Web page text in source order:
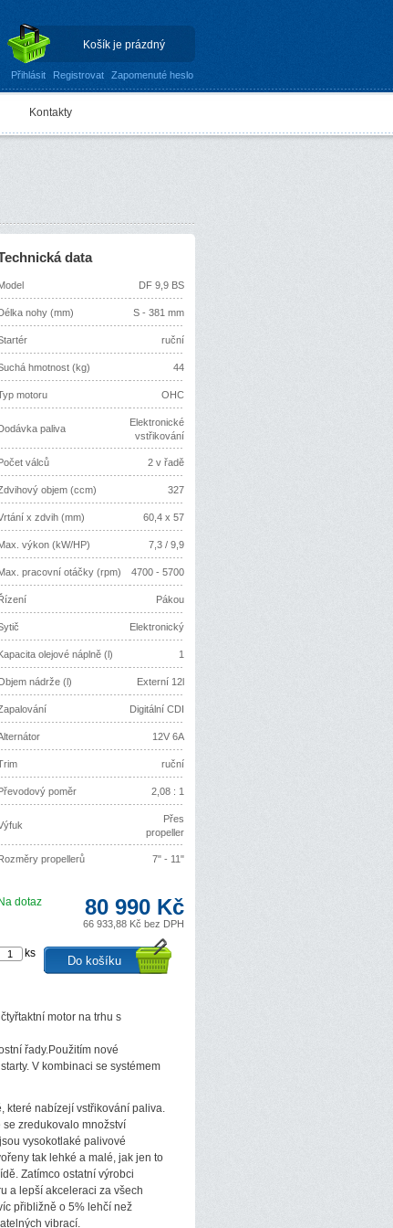
Košík je prázdný
Přihlásit Registrovat Zapomenuté heslo
Kontakty
data
DF 9,9 BS
nohy (mm) S - 381 mm
ruční
hmotnost (kg) 44
motoru OHC
paliva
Elektronické
vstřikování
válců 2 v řadě
objem (ccm) 327
x zdvih (mm) 60,4 x 57
výkon (kW/HP) 7,3 / 9,9
pracovní otáčky (rpm) 4700 - 5700
Pákou
Elektronický
olejové náplně (l) 1
nádrže (l) Externí 12l
Digitální CDI
12V 6A
ruční
poměr 2,08 : 1
Přes
propeller
propellerů 7" - 11"
Na dotaz 80 990 Kč
66 933,88 Kč bez DPH
ks
motor na trhu s
řady.Použitím nové
V kombinaci se systémem
které nabízejí vstřikování paliva.
zredukovalo množství
vysokotlaké palivové
tak lehké a malé, jak jen to
Zatímco ostatní výrobci
a lepší akceleraci za všech
přibližně o 5% lehčí než
vibrací.